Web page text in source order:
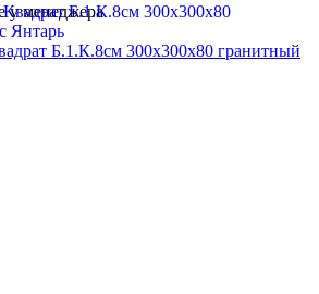
у менеджера
Б.1.К.8см 300х300х80 гранитный